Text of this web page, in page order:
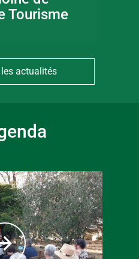
Tourisme
actualités